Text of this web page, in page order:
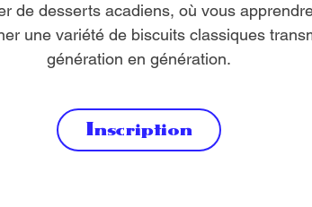
de desserts acadiens, où vous
une variété de biscuits classiques
génération en génération.
Inscription